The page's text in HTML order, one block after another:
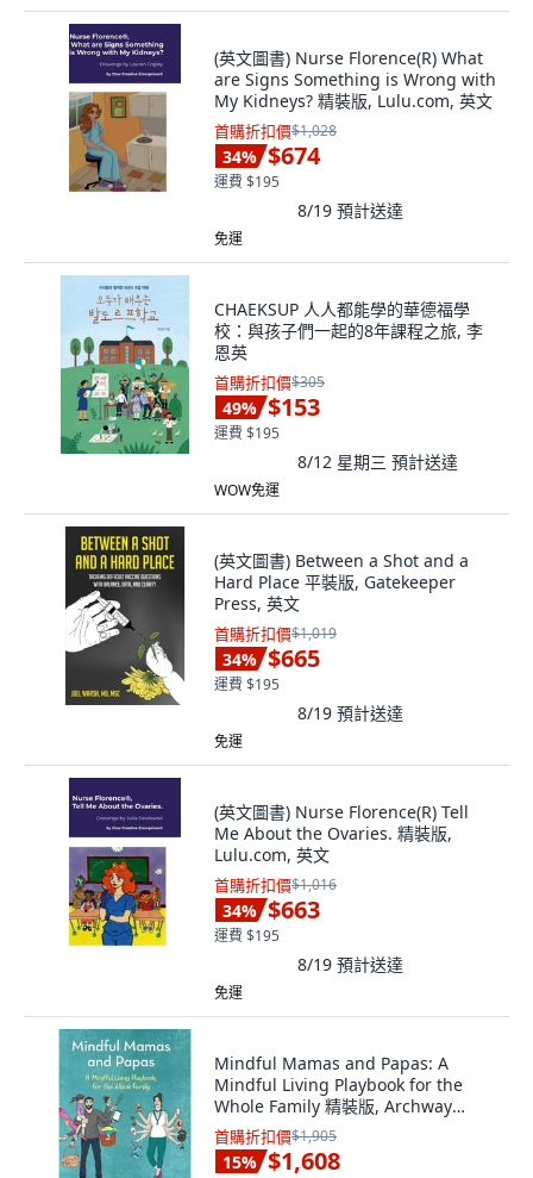
(英文圖書) Nurse Florence(R) What
are Signs Something is Wrong with
My Kidneys? 精裝版, Lulu.com, 英文
首購折扣價$1,028
34% $674
運費 $195
8/19 預計送達
免運
CHAEKSUP 人人都能學的華德福學
校：與孩子們一起的8年課程之旅, 李
恩英
首購折扣價$305
49% $153
運費 $195
8/12 星期三 預計送達
WOW免運
(英文圖書) Between a Shot and a
Hard Place 平裝版, Gatekeeper
Press, 英文
首購折扣價$1,019
34% $665
運費 $195
8/19 預計送達
免運
(英文圖書) Nurse Florence(R) Tell
Me About the Ovaries. 精裝版,
Lulu.com, 英文
首購折扣價$1,016
34% $663
運費 $195
8/19 預計送達
免運
Mindful Mamas and Papas: A
Mindful Living Playbook for the
Whole Family 精裝版, Archway
Publishing, 英文
首購折扣價$1,905
15% $1,608